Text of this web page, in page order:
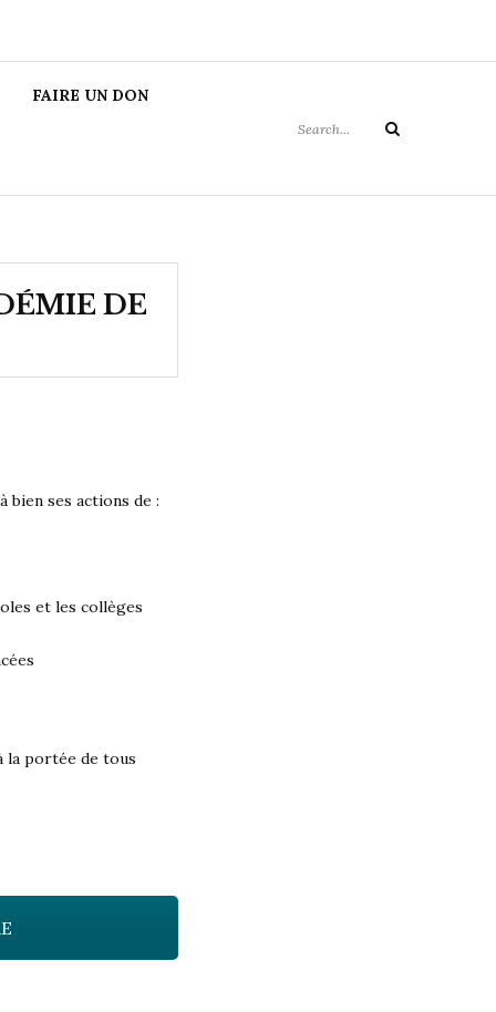
DE
FAIRE UN DON
Search
DE
bien ses actions de :
et les collèges
la portée de tous